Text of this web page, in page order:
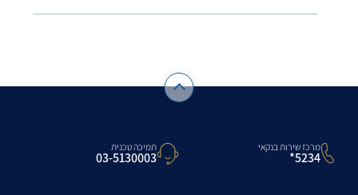
מרכז שירות בנקאי
5234*
תמיכה טכנית
03-5130003